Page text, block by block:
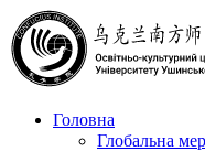
Головна
Глобальна